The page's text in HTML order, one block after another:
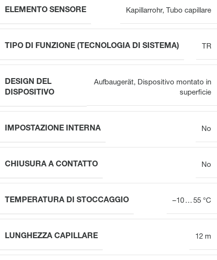
ELEMENTO SENSORE Kapillarrohr, Tubo capillare
TIPO DI FUNZIONE (TECNOLOGIA DI SISTEMA) TR
DESIGN DEL
DISPOSITIVO
Aufbaugerät, Dispositivo montato in
superficie
IMPOSTAZIONE INTERNA No
CHIUSURA A CONTATTO No
TEMPERATURA DI STOCCAGGIO –10 … 55 °C
LUNGHEZZA CAPILLARE 12 m